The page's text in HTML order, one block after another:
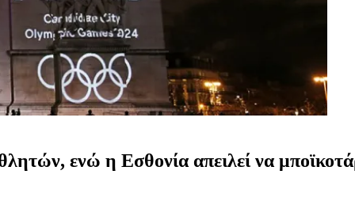
ενώ η Εσθονία απειλεί να